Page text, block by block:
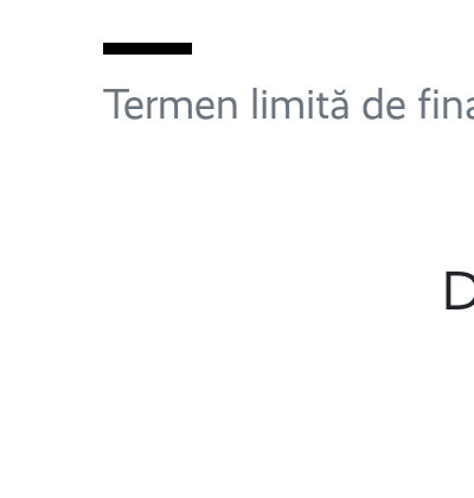
Termen limită de